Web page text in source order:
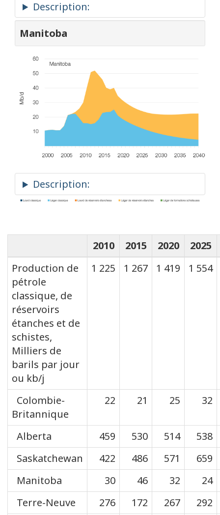
Manitoba
2010 2015 2020
2025
Production de
pétrole
classique, de
réservoirs
étanches et de
schistes,
Milliers de
barils par jour
ou kb/j
1 225 1 267 1 419 1 554
Colombie-
Britannique
22 21 25 32
Alberta 459 530 514
538
Saskatchewan
422 486 571
659
Manitoba
30 46 32
24
Terre-Neuve
276 172 267
292